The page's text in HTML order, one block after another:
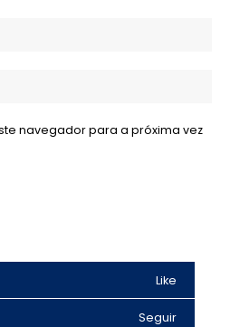
navegador para a próxima vez
Like
Seguir